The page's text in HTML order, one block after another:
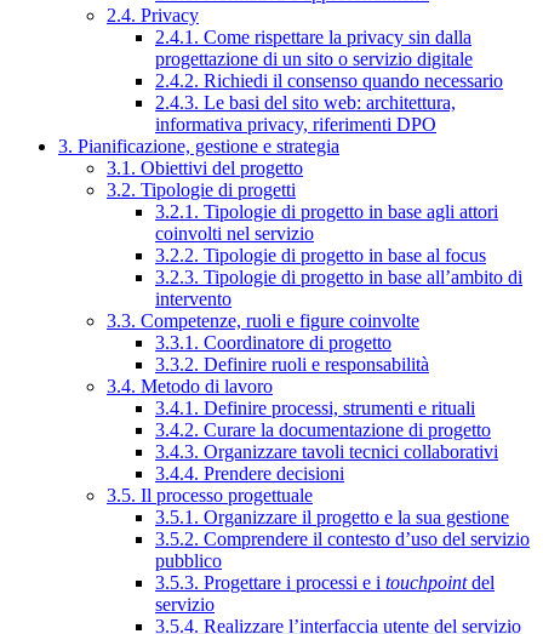
2.4. Privacy
2.4.1. Come rispettare la privacy sin dalla
progettazione di un sito o servizio digitale
2.4.2. Richiedi il consenso quando necessario
2.4.3. Le basi del sito web: architettura,
informativa privacy, riferimenti DPO
3. Pianificazione, gestione e strategia
3.1. Obiettivi del progetto
3.2. Tipologie di progetti
3.2.1. Tipologie di progetto in base agli attori
coinvolti nel servizio
3.2.2. Tipologie di progetto in base al focus
3.2.3. Tipologie di progetto in base all’ambito di
intervento
3.3. Competenze, ruoli e figure coinvolte
3.3.1. Coordinatore di progetto
3.3.2. Definire ruoli e responsabilità
3.4. Metodo di lavoro
3.4.1. Definire processi, strumenti e rituali
3.4.2. Curare la documentazione di progetto
3.4.3. Organizzare tavoli tecnici collaborativi
3.4.4. Prendere decisioni
3.5. Il processo progettuale
3.5.1. Organizzare il progetto e la sua gestione
3.5.2. Comprendere il contesto d’uso del servizio
pubblico
3.5.3. Progettare i processi e i touchpointdel
servizio
3.5.4. Realizzare l’interfaccia utente del servizio